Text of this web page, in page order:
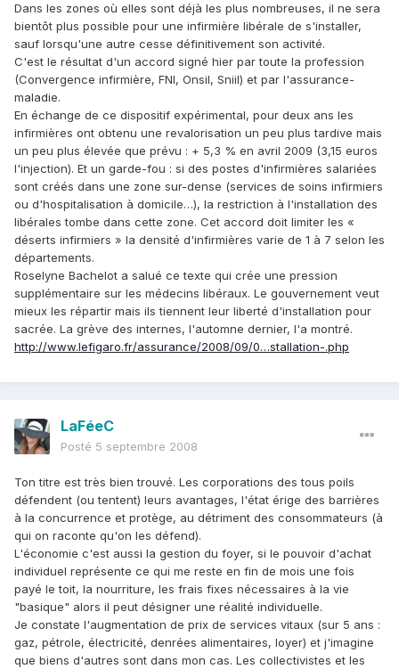
Dans les zones où elles sont déjà les plus nombreuses, il ne sera
bientôt plus possible pour une infirmière libérale de s'installer,
sauf lorsqu'une autre cesse définitivement son activité.
C'est le résultat d'un accord signé hier par toute la profession
(Convergence infirmière, FNI, Onsil, Sniil) et par l'assurance-
maladie.
En échange de ce dispositif expérimental, pour deux ans les
infirmières ont obtenu une revalorisation un peu plus tardive mais
un peu plus élevée que prévu : + 5,3 % en avril 2009 (3,15 euros
l'injection). Et un garde-fou : si des postes d'infirmières salariées
sont créés dans une zone sur-dense (services de soins infirmiers
ou d'hospitalisation à domicile…), la restriction à l'installation des
libérales tombe dans cette zone. Cet accord doit limiter les «
déserts infirmiers » la densité d'infirmières varie de 1 à 7 selon les
départements.
Roselyne Bachelot a salué ce texte qui crée une pression
supplémentaire sur les médecins libéraux. Le gouvernement veut
mieux les répartir mais ils tiennent leur liberté d'installation pour
sacrée. La grève des internes, l'automne dernier, l'a montré.
http://www.lefigaro.fr/assurance/2008/09/0…stallation-.php
LaFéeC
Posté 5 septembre 2008
Ton titre est très bien trouvé. Les corporations des tous poils
défendent (ou tentent) leurs avantages, l'état érige des barrières
à la concurrence et protège, au détriment des consommateurs (à
qui on raconte qu'on les défend).
L'économie c'est aussi la gestion du foyer, si le pouvoir d'achat
individuel représente ce qui me reste en fin de mois une fois
payé le toit, la nourriture, les frais fixes nécessaires à la vie
"basique" alors il peut désigner une réalité individuelle.
Je constate l'augmentation de prix de services vitaux (sur 5 ans :
gaz, pétrole, électricité, denrées alimentaires, loyer) et j'imagine
que biens d'autres sont dans mon cas. Les collectivistes et les